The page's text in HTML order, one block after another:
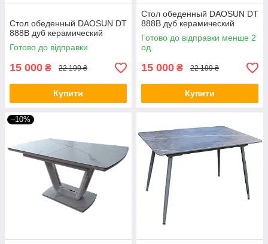
Стол обеденный DAOSUN DT
888B дуб керамический
Готово до відправки
15 000 ₴ 22 199 ₴
Купити
Стол обеденный DAOSUN DT
888B дуб керамический
Готово до відправки менше 2
од.
15 000 ₴ 22 199 ₴
Купити
–10%